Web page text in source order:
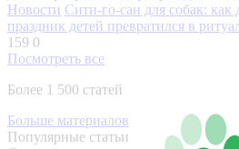
Новости Сити-го-сан для собак:
праздник детей превратился в
159 0
Посмотреть все
Более 1 500 статей
Больше материалов
Популярные статьи